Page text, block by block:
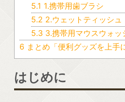
5.1 1.携帯用歯ブラシ
5.2 2.ウェットティッシュ
5.3 3.携帯用マウスウォッ
6 まとめ「便利グッズを上手
はじめに